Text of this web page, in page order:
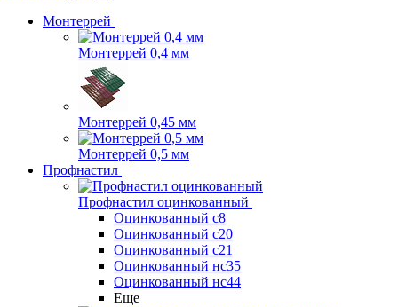
Монтеррей
Монтеррей 0,4 мм
Монтеррей 0,45 мм
Монтеррей 0,5 мм
Профнастил
Профнастил оцинкованный
Оцинкованный с8
Оцинкованный с20
Оцинкованный с21
Оцинкованный нс35
Оцинкованный нс44
Еще